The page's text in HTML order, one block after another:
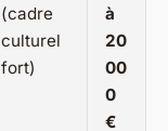
(cadre
culturel
fort)
à
20
00
0
€